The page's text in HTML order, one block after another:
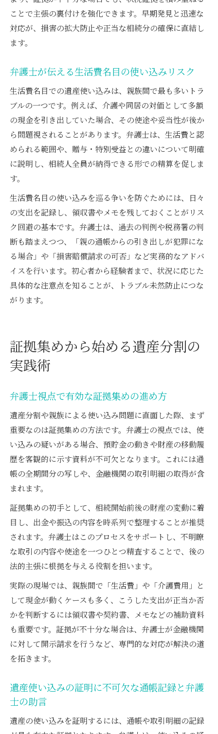
ことで主張の裏付けを強化できます。早期発見と迅速な
対応が、損害の拡大防止や正当な相続分の確保に直結し
ます。
弁護士が伝える生活費名目の使い込みリスク
生活費名目での遺産使い込みは、親族間で最も多いトラ
ブルの一つです。例えば、介護や同居の対価として多額
の現金を引き出していた場合、その使途や妥当性が後か
ら問題視されることがあります。弁護士は、生活費と認
められる範囲や、贈与・特別受益との違いについて明確
に説明し、相続人全員が納得できる形での精算を促しま
す。
生活費名目の使い込みを巡る争いを防ぐためには、日々
の支出を記録し、領収書やメモを残しておくことがリス
ク回避の基本です。弁護士は、過去の判例や税務署の判
断も踏まえつつ、「親の通帳からの引き出しが犯罪にな
る場合」や「損害賠償請求の可否」など実務的なアドバ
イスを行います。初心者から経験者まで、状況に応じた
具体的な注意点を知ることが、トラブル未然防止につな
がります。
証拠集めから始める遺産分割の
実践術
弁護士視点で有効な証拠集めの進め方
遺産分割や親族による使い込み問題に直面した際、まず
重要なのは証拠集めの方法です。弁護士の視点では、使
い込みの疑いがある場合、預貯金の動きや財産の移動履
歴を客観的に示す資料が不可欠となります。これには通
帳の全期間分の写しや、金融機関の取引明細の取得が含
まれます。
証拠集めの初手として、相続開始前後の財産の変動に着
目し、出金や振込の内容を時系列で整理することが推奨
されます。弁護士はこのプロセスをサポートし、不明瞭
な取引の内容や使途を一つひとつ精査することで、後の
法的主張に根拠を与える役割を担います。
実際の現場では、親族間で「生活費」や「介護費用」と
して現金が動くケースも多く、こうした支出が正当か否
かを判断するには領収書や契約書、メモなどの補助資料
も重要です。証拠が不十分な場合は、弁護士が金融機関
に対して開示請求を行うなど、専門的な対応が解決の道
を拓きます。
遺産使い込みの証明に不可欠な通帳記録と弁護
士の助言
遺産の使い込みを証明するには、通帳や取引明細の記録